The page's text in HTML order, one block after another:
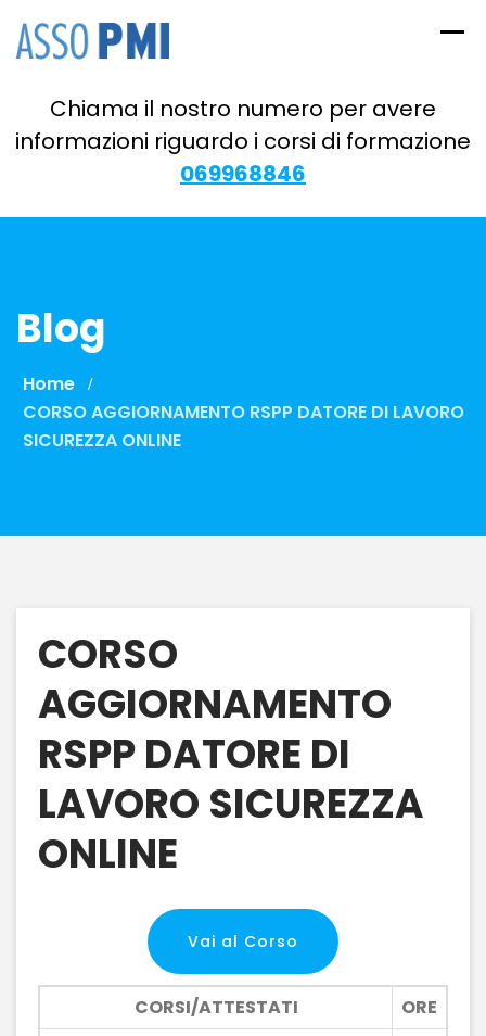
Chiama il nostro numero per avere
informazioni riguardo i corsi di formazione
069968846
Blog
Home
CORSO AGGIORNAMENTO RSPP DATORE DI LAVORO
SICUREZZA ONLINE
CORSO
AGGIORNAMENTO
RSPP DATORE DI
LAVORO SICUREZZA
ONLINE
Vai al Corso
CORSI/ATTESTATI
ORE